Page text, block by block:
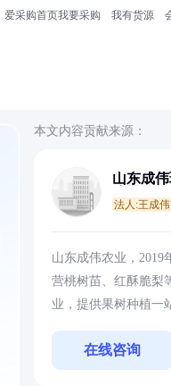
爱采购首页我要采购 我有货源
本文内容贡献来源：
山东成
法人:王成伟
山东成伟农业，2019
营桃树苗、红酥脆梨
业，提供果树种植一
在线咨询